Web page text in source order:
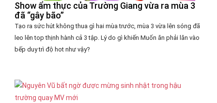
Show ẩm thực của Trường Giang vừa ra mùa 3
đã “gây bão”
Tạo ra sức hút không thua gì hai mùa trước, mùa 3 vừa lên sóng đã
leo lên top thịnh hành cả 3 tập. Lý do gì khiến Muốn ăn phải lăn vào
bếp duy trì độ hot như vậy?